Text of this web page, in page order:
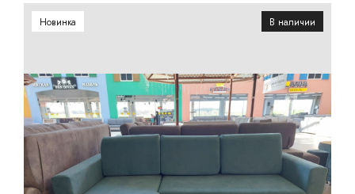
Новинка В наличии